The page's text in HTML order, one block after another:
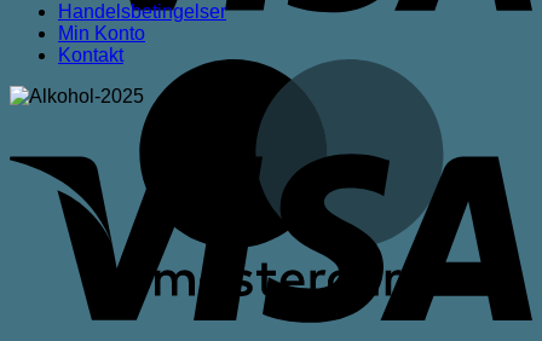
Handelsbetingelser
Min Konto
Kontakt